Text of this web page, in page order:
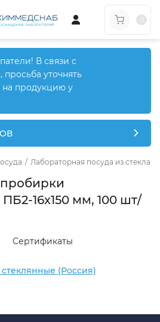
В связи с
уточнять
на продукцию у
/ Лабораторная посуда из стекла
16х150 мм, 100 шт/
Сертификаты
(Россия)